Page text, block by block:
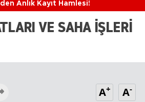
Anlık Kayıt Hamlesi!
VE SAHA İŞLERİ
A+ A-